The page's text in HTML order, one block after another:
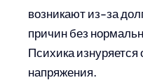
возникают из-за
причин без
Психика изнуряется
напряжения.